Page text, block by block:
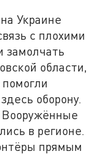
Украине
с плохими
замолчать
области,
оборону.
Вооружённые
в регионе.
прямым